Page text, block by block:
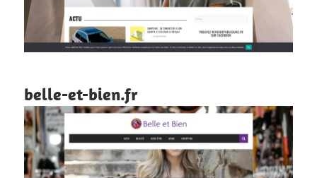
belle-et-bien.fr